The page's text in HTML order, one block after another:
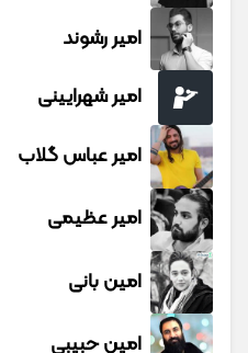
امیر رشوند
امیر شهرایینی
امیر عباس گلاب
امیر عظیمی
امین بانی
امین حبیبی